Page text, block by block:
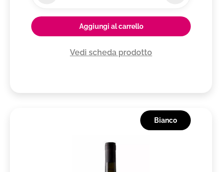
Aggiungi al carrello
Vedi scheda prodotto
Bianco